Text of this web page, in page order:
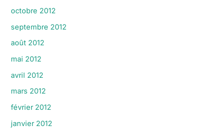
octobre 2012
septembre 2012
août 2012
mai 2012
avril 2012
mars 2012
février 2012
janvier 2012